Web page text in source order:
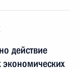
действие